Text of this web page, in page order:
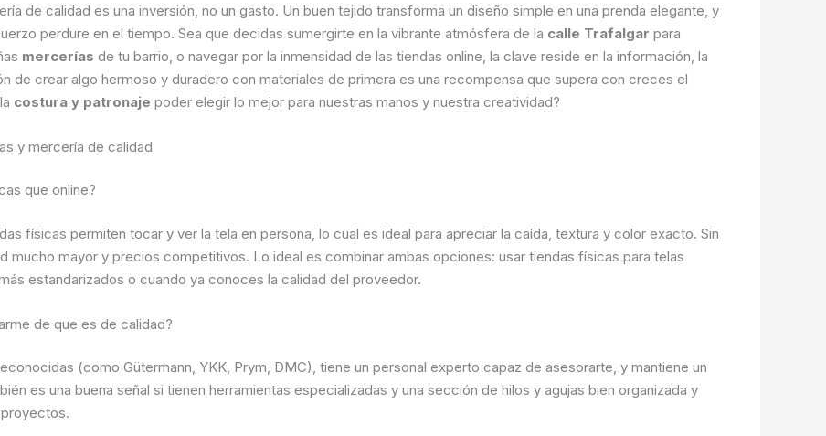
de calidad es una inversión, no un gasto. Un buen tejido transforma un diseño simple en una prenda elegante, y
perdure en el tiempo. Sea que decidas sumergirte en la vibrante atmósfera de la calle Trafalgar para
mercerías de tu barrio, o navegar por la inmensidad de las tiendas online, la clave reside en la información, la
de crear algo hermoso y duradero con materiales de primera es una recompensa que supera con creces el
costura y patronaje poder elegir lo mejor para nuestras manos y nuestra creatividad?
y mercería de calidad
que online?
físicas permiten tocar y ver la tela en persona, lo cual es ideal para apreciar la caída, textura y color exacto. Sin
mucho mayor y precios competitivos. Lo ideal es combinar ambas opciones: usar tiendas físicas para telas
estandarizados o cuando ya conoces la calidad del proveedor.
de que es de calidad?
(como Gütermann, YKK, Prym, DMC), tiene un personal experto capaz de asesorarte, y mantiene un
es una buena señal si tienen herramientas especializadas y una sección de hilos y agujas bien organizada y